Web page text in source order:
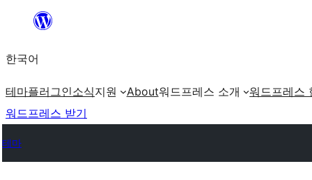
츠
로
로
가
한국어
테마플러그인소식지원 About워드프레스 소개 워드프레스
워드프레스 받기
테마